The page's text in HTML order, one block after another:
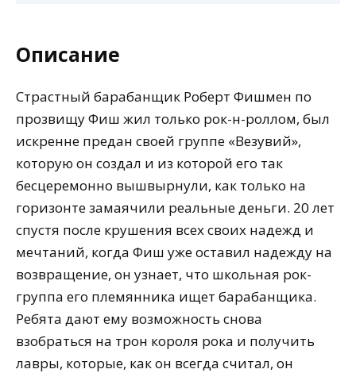
Описание
Страстный барабанщик Роберт Фишмен по
прозвищу Фиш жил только рок-н-роллом, был
искренне предан своей группе «Везувий»,
которую он создал и из которой его так
бесцеремонно вышвырнули, как только на
горизонте замаячили реальные деньги. 20 лет
спустя после крушения всех своих надежд и
мечтаний, когда Фиш уже оставил надежду на
возвращение, он узнает, что школьная рок-
группа его племянника ищет барабанщика.
Ребята дают ему возможность снова
взобраться на трон короля рока и получить
лавры, которые, как он всегда считал, он